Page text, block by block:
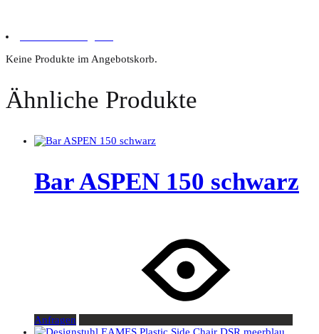
Keine Produkte im Angebotskorb.
Ähnliche Produkte
Bar ASPEN 150 schwarz
Anfragen